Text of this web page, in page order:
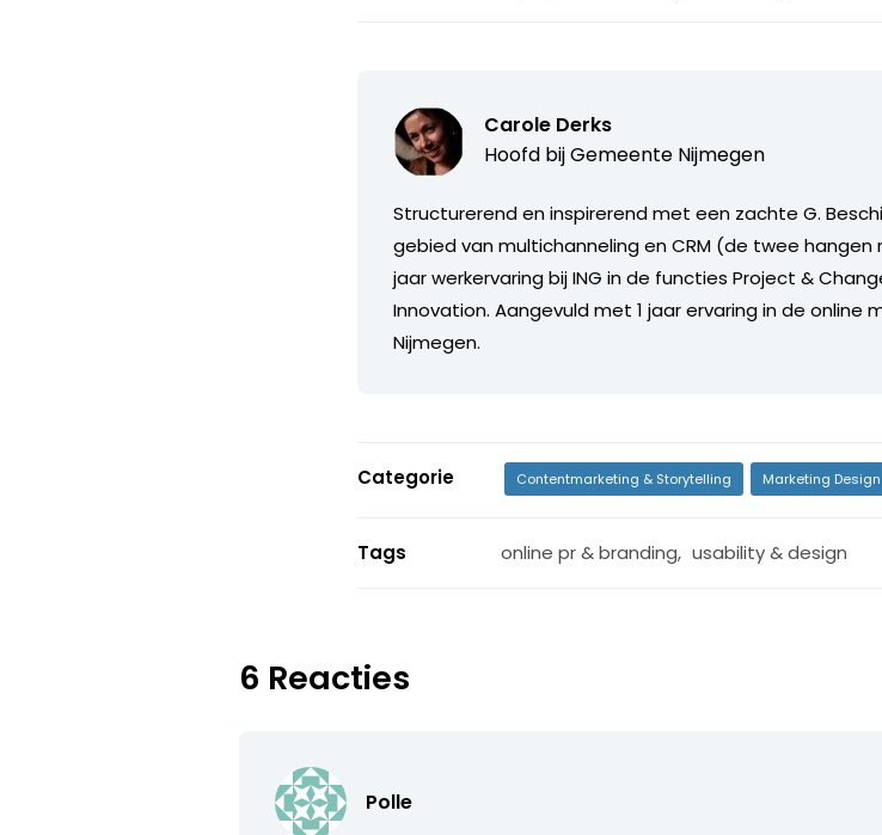
Carole Derks
Hoofd bijGemeente Nijmegen
Structurerend en inspirerend met een zachte G.
gebied van multichanneling en CRM (de twee hangen
jaar werkervaring bij ING in de functies Project &
Innovation. Aangevuld met 1 jaar ervaring in de online
Nijmegen.
Categorie Contentmarketing & Storytelling Marketing Design
Tags online pr & branding, usability & design
6 Reacties
Polle